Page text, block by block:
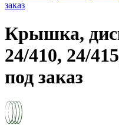
Крышка,
24/410, 24/
под заказ